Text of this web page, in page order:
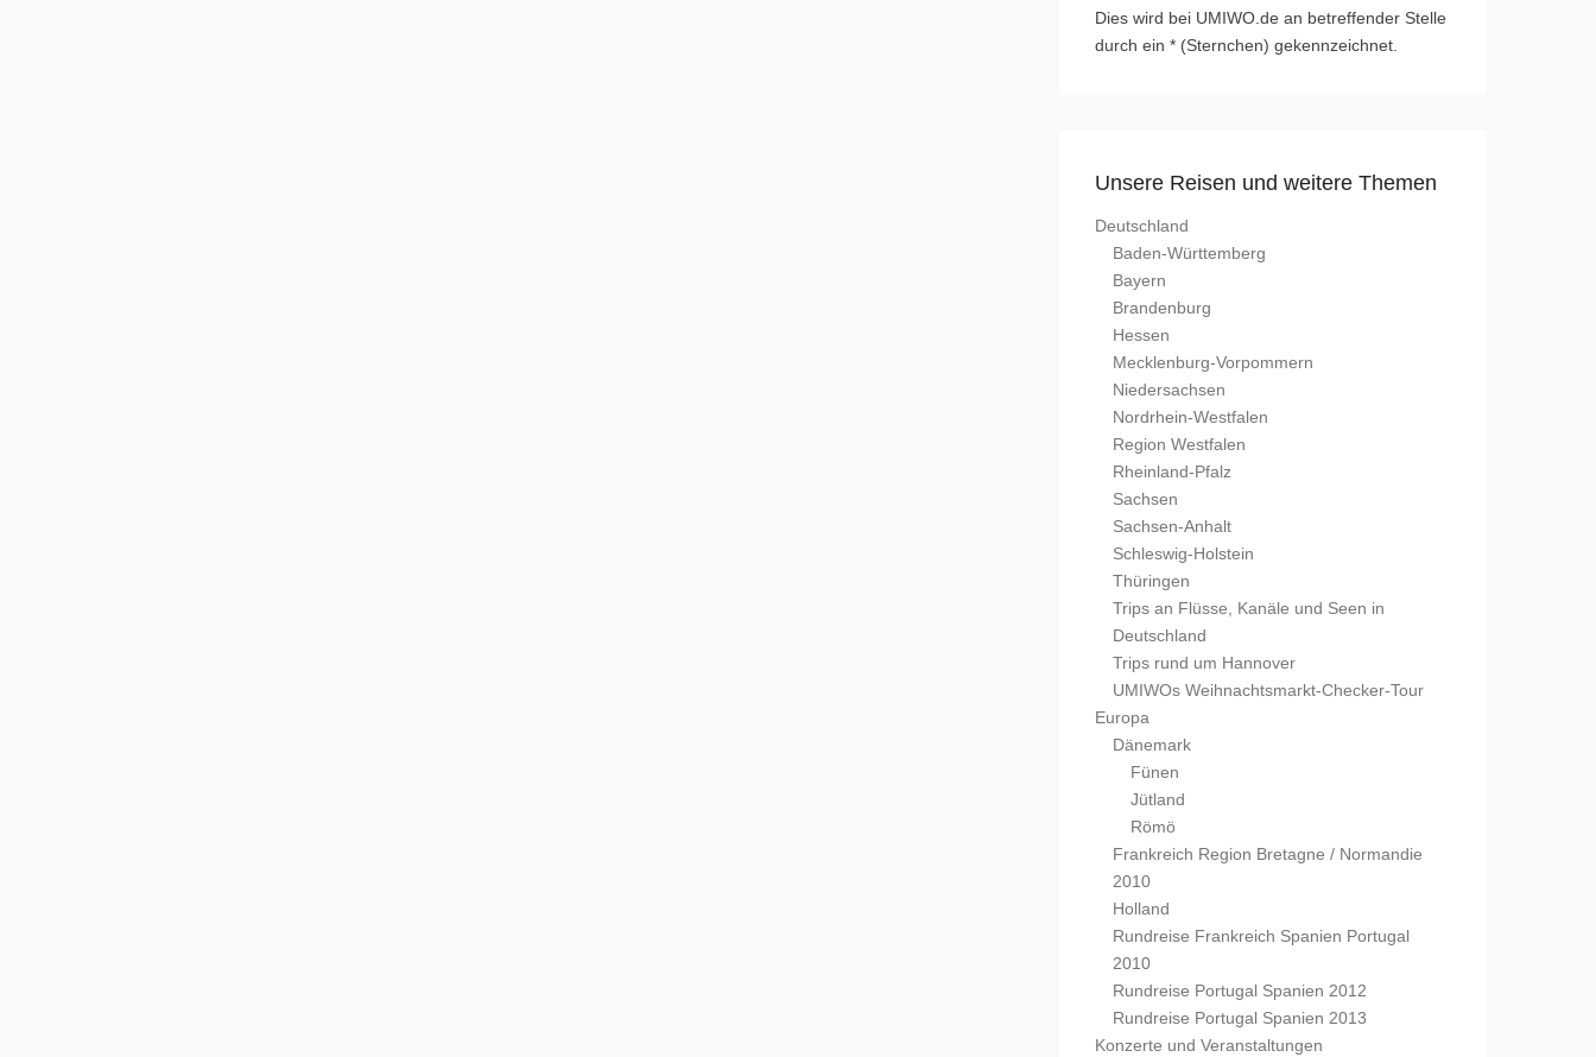
Dies wird bei UMIWO.de an betreffender Stelle
durch ein * (Sternchen) gekennzeichnet.
Unsere Reisen und weitere Themen
Deutschland
Baden-Württemberg
Bayern
Brandenburg
Hessen
Mecklenburg-Vorpommern
Niedersachsen
Nordrhein-Westfalen
Region Westfalen
Rheinland-Pfalz
Sachsen
Sachsen-Anhalt
Schleswig-Holstein
Thüringen
Trips an Flüsse, Kanäle und Seen in
Deutschland
Trips rund um Hannover
UMIWOs Weihnachtsmarkt-Checker-Tour
Europa
Dänemark
Fünen
Jütland
Römö
Frankreich Region Bretagne / Normandie
2010
Holland
Rundreise Frankreich Spanien Portugal
2010
Rundreise Portugal Spanien 2012
Rundreise Portugal Spanien 2013
Konzerte und Veranstaltungen